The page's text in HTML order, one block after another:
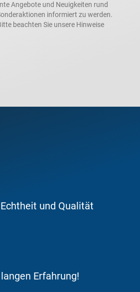
Angebote und Neuigkeiten rund
informiert zu werden.
beachten Sie unsere Hinweise
und Qualität
Erfahrung!